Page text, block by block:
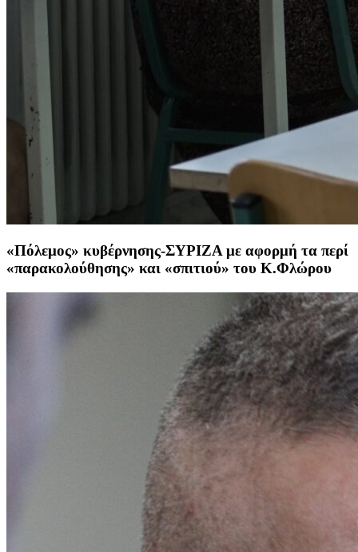
«Πόλεμος» κυβέρνησης-ΣΥΡΙΖΑ με αφορμή τα περί
«παρακολούθησης» και «σπιτιού» του Κ.Φλώρου